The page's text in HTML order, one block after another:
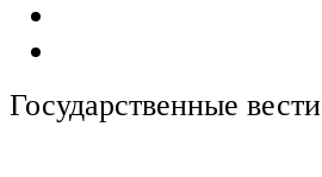
Государственные вести